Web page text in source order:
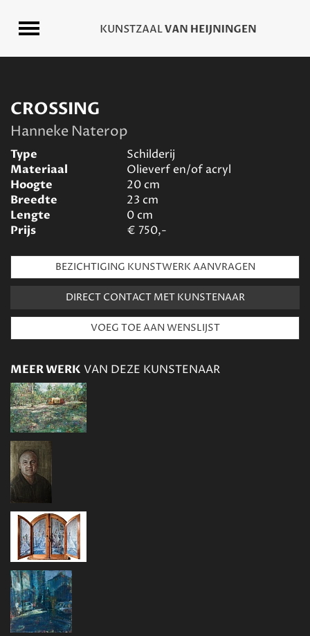
CROSSING
Hanneke Naterop
Type
Schilderij
Materiaal
Olieverf en/of acryl
Hoogte
20cm
Breedte
23 cm
Lengte
0cm
Prijs
€ 750,-
BEZICHTIGING KUNSTWERK AANVRAGEN
DIRECT CONTACT MET KUNSTENAAR
MEER WERK VAN DEZE KUNSTENAAR